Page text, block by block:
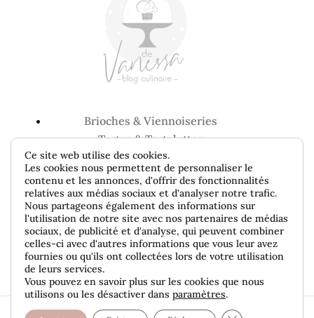
Brioches & Viennoiseries
Tartes & Tartelettes
Entremets & Gâteaux
Bredeles, Cookie & Biscuits
Cakes & Gâteaux de voyage
Recettes de base
Retours & remboursements|Politique de
Ce site web utilise des cookies.
Les cookies nous permettent de personnaliser le
contenu et les annonces, d'offrir des fonctionnalités
relatives aux médias sociaux et d'analyser notre trafic.
Nous partageons également des informations sur
l'utilisation de notre site avec nos partenaires de médias
sociaux, de publicité et d'analyse, qui peuvent combiner
celles-ci avec d'autres informations que vous leur avez
fournies ou qu'ils ont collectées lors de votre utilisation
de leurs services.
Vous pouvez en savoir plus sur les cookies que nous
utilisons ou les désactiver dans paramètres.